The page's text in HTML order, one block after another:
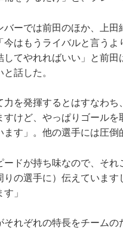
ーでは前田のほか、上田
今はもうライバルと言う
してやれればいい」と前
話した。
を発揮するとはすなわち
すけど、やっぱりゴール
ます」。他の選手には圧倒
ードが持ち味なので、そ
りの選手に）伝えていま
」
れぞれの特長をチームの